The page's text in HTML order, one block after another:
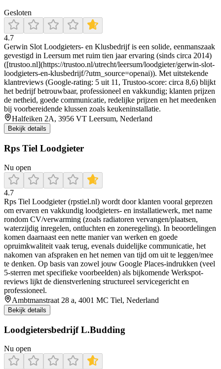
Gesloten
4.7
Gerwin Slot Loodgieters‑ en Klusbedrijf is een solide, eenmanszaak
gevestigd in Leersum met ruim tien jaar ervaring (sinds circa 2014)
([trustoo.nl](https://trustoo.nl/utrecht/leersum/loodgieter/gerwin-slot-
loodgieters-en-klusbedrijf/?utm_source=openai)). Met uitstekende
klantreviews (Google-rating: 5 uit 11, Trustoo-score: circa 8,6) blijkt
het bedrijf betrouwbaar, professioneel en vakkundig; klanten prijzen
de netheid, goede communicatie, redelijke prijzen en het meedenken
bij voorbereidende klussen zoals keukeninstallatie.
Halfeiken 2A, 3956 VT Leersum, Nederland
Bekijk details
Rps Tiel Loodgieter
Nu open
4.7
Rps Tiel Loodgieter (rpstiel.nl) wordt door klanten vooral geprezen
om ervaren en vakkundig loodgieters- en installatiewerk, met name
rondom CV/verwarming (zoals radiatoren vervangen/plaatsen,
waterzijdig inregelen, ontluchten en zoneregeling). In beoordelingen
komen daarnaast een nette manier van werken en goede
opruimkwaliteit vaak terug, evenals duidelijke communicatie, het
nakomen van afspraken en het nemen van tijd om uit te leggen/mee
te denken. Op basis van zowel jouw Google Places-indrukken (veel
5-sterren met specifieke voorbeelden) als bijkomende Werkspot-
reviews lijkt de dienstverlening structureel servicegericht en
professioneel.
Ambtmanstraat 28 a, 4001 MC Tiel, Nederland
Bekijk details
Loodgietersbedrijf L.Budding
Nu open